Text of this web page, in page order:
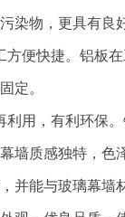
染物，更具有良
方便快捷。铝板
定。
用，有利环保。
墙质感独特，色
并能与玻璃幕墙